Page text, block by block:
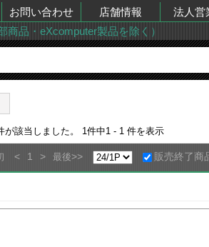
お問い合わせ 店舗情報 法人営
品・eXcomputer製品を除く）
が該当しました。 1 件中1 - 1 件を表示
< 1 > 最後>> 販売終了商